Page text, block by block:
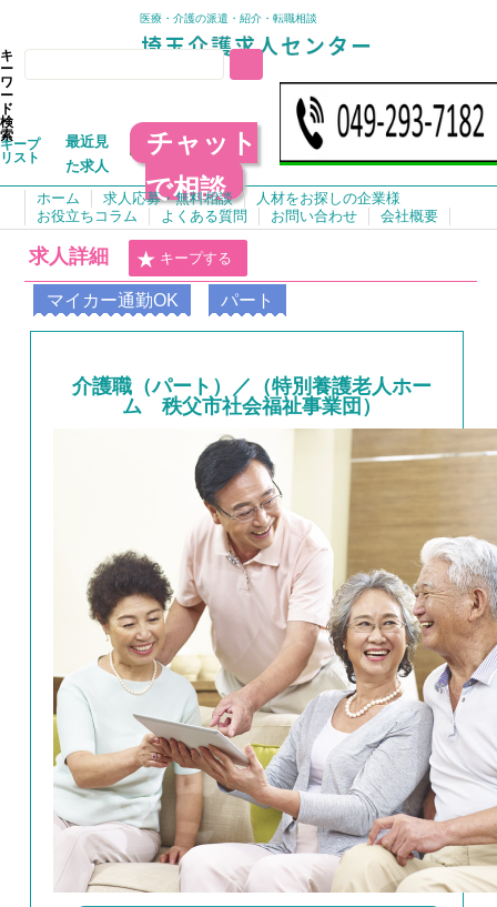
医療・介護の派遣・紹介・転職相談
キ
ー
ワ
ー
ド
検
索
キープ
リスト
最近見
た求人
チャット
で相談
ホーム 求人応募・無料相談
人材をお探しの企業様
お役立ちコラム
よくある質問 お問い合わせ 会社概要
求人詳細 キープする
マイカー通勤OK パート
介護職（パート）／（特別養護老人ホー
ム 秩父市社会福祉事業団）